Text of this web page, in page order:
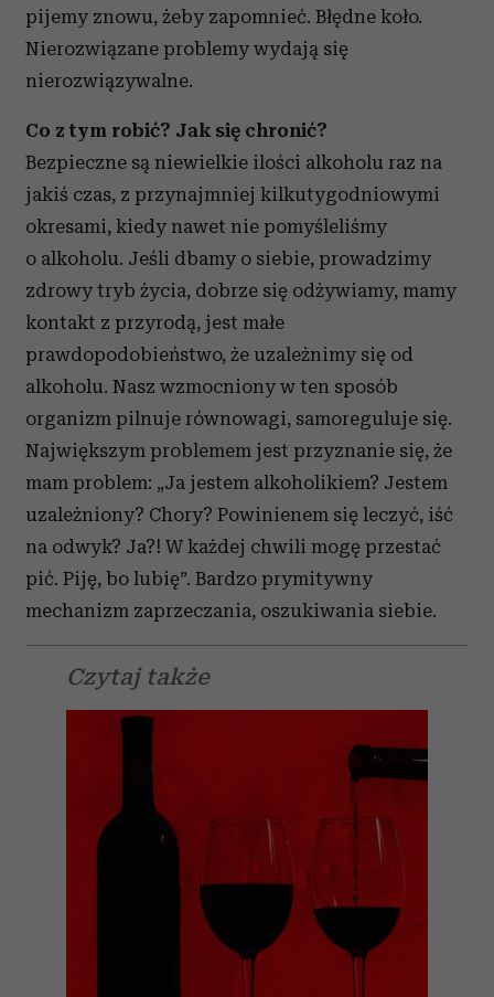
pijemy znowu, żeby zapomnieć. Błędne koło.
Nierozwiązane problemy wydają się
nierozwiązywalne.
Co z tym robić? Jak się chronić?
Bezpieczne są niewielkie ilości alkoholu raz na
jakiś czas, z przynajmniej kilkutygodniowymi
okresami, kiedy nawet nie pomyśleliśmy
o alkoholu. Jeśli dbamy o siebie, prowadzimy
zdrowy tryb życia, dobrze się odżywiamy, mamy
kontakt z przyrodą, jest małe
prawdopodobieństwo, że uzależnimy się od
alkoholu. Nasz wzmocniony w ten sposób
organizm pilnuje równowagi, samoreguluje się.
Największym problemem jest przyznanie się, że
mam problem: „Ja jestem alkoholikiem? Jestem
uzależniony? Chory? Powinienem się leczyć, iść
na odwyk? Ja?! W każdej chwili mogę przestać
pić. Piję, bo lubię”. Bardzo prymitywny
mechanizm zaprzeczania, oszukiwania siebie.
Czytaj także